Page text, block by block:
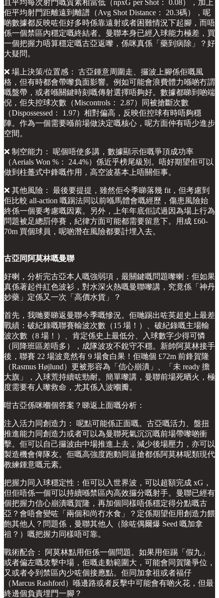
且平均每次射門嘅質素相當低（npxG per Shot： 0.08），加上
佢平均射門距離遠到離譜（Avg Shot Distance： 20.3碼），呢
啲數據都反映咗佢好多時係靠遠射或者困難情況下起腳，而唔
係一個禁區內穩定嘅終結者。曼聯本身已經入球能力極差，買
一個把握力唔算穩定嘅古亞返嚟，係咪真係「藥到病除」？好
大疑問。
❌ 場上決策/位置感： 古亞鍾意周圍走、攞波上腳係佢嘅風
格，但有時都會帶嚟負面影響。例如可能會浪費體力喺啲冇謂
嘅盤帶，或者喺關鍵時刻嘅傳射選擇唔夠好。數據都睇到啲端
倪，佢失控球次數（Miscontrols： 2.87）同被搶斷次數
（Dispossessed： 1.97）相對偏高，反映佢控球有時唔夠穩
陣。作為一個需要喺前場做決定嘅核心，呢方面仲有唔少進步
空間。
❌ 制空能力： 呢個唔使多講，數據顯示佢嘅爭頂成功率
（Aerials Won %： 24.4%）係近乎榜尾級別。唔好期望佢可以
做到柱躉式中鋒嘅作用，高空波基本上唔關佢事。
❌ 其他風險： 最後要提提，雖然佢今季睇落幾 fit，但考慮到
佢比較 all-action 嘅踢法同以前喺馬體會嘅經歷，傷患風險始
終係一個要考慮嘅因素。另外，上年年底佢試過因為場上行為
問題被足總罰停賽，紀律方面可能都需要留意下。用成 £60-
70m 買個球員，呢啲潛在風險都要計埋入去。
古亞同阿莫林嘅曼聯
好喇，分析完古亞本人嘅強弱項，最關鍵嘅問題嚟喇：佢如果
真係著起件紅色波衫，對水深火熱嘅曼聯嚟講，究竟係「神丹
妙藥」定係又一次「高價水貨」？
首先，我哋要睇返曼聯今季嘅慘況。佢哋踢出咗英超史上最差
戰績：破紀錄嘅聯賽輸波次數（15 場！）、破紀錄嘅主場輸
波次數（8 場！）、肯定係史上最低分、入球數字少得可憐
（同降班區差唔多），成隊波攻不銳守不穩。新帥阿莫林接手
後，聯賽 22 場波竟然有 9 場食白果！佢哋個 £72m 前鋒賀隆
（Rasmus Højlund）更被形容為「信心崩潰」、「未 ready 擔
大旗」，入球荒持續咗勁耐。簡單嚟講，曼聯前場死晒火，極
度需要有人嚟救命，尤其係入波嗰瓣。
咁古亞係咪嗰個答案？睇返上面嘅分析：
注入活力同創造力： 呢點可能係正面嘅。古亞嘅活力、盤扭
推進能力同創造力或者可以為曼聯死氣沉沉嘅前場帶嚟啲衝
擊。佢可以自己攞波由中場推進上去，減少後場壓力，亦可以
製造機會俾隊友。佢嘅高強度跑動同逼搶都係阿莫林呢類現代
教練鍾意嘅元素。
把握力同入球穩定性：佢可以入世界波，可以超額完成 xG，
但佢唔係一個可以持續喺禁區內高效攞分嘅射手。曼聯已經有
個把握力信心崩潰嘅賀隆，再加個同樣唔係穩定得分點嘅古
亞？會唔會變咗「兩個和尚冇水食」？定係期望佢用創造力餵
飽其他人？問題係，曼聯其他人（除咗偶爾爆 Seed 嘅加拿
祖？）嘅把握力同樣唔可靠。
戰術配合： 阿莫林點用佢係一個問題。如果用佢踢「假九」
或者偏左嘅攻擊中場，佢嘅走動範圍大，可能會同賀隆爭位，
又或者令到禁區內少咗個接應點。佢同加拿祖或者福仔
（Marcus Rashford）喺邊路或者反擊中可能會有啲火花，但最
終邊個負責埋門一腳？